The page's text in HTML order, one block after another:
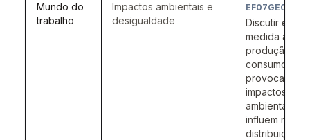
Mundo do
trabalho
Impactos ambientais e
desigualdade
EF07GE06
Discutir em
medida a
produção e
consumo
provocam
impactos
ambientais e
influem na
distribuição